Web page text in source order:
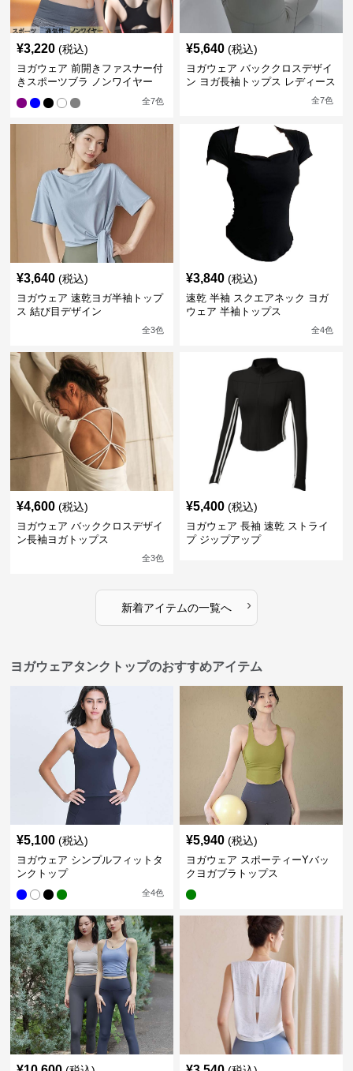
¥3,220 (税込)
ヨガウェア 前開きファスナー付
きスポーツブラ ノンワイヤー
全7色
¥5,640 (税込)
ヨガウェア バッククロスデザイ
ン ヨガ長袖トップス レディース
全7色
¥3,640 (税込)
ヨガウェア 速乾ヨガ半袖トップ
ス 結び目デザイン
全3色
¥3,840 (税込)
速乾 半袖 スクエアネック ヨガ
ウェア 半袖トップス
全4色
¥4,600 (税込)
ヨガウェア バッククロスデザイ
ン長袖ヨガトップス
全3色
¥5,400 (税込)
ヨガウェア 長袖 速乾 ストライ
プ ジップアップ
新着アイテムの一覧へ ›
ヨガウェアタンクトップのおすすめアイテム
¥5,100 (税込)
ヨガウェア シンプルフィットタ
ンクトップ
全4色
¥5,940 (税込)
ヨガウェア スポーティーYバッ
クヨガブラトップス